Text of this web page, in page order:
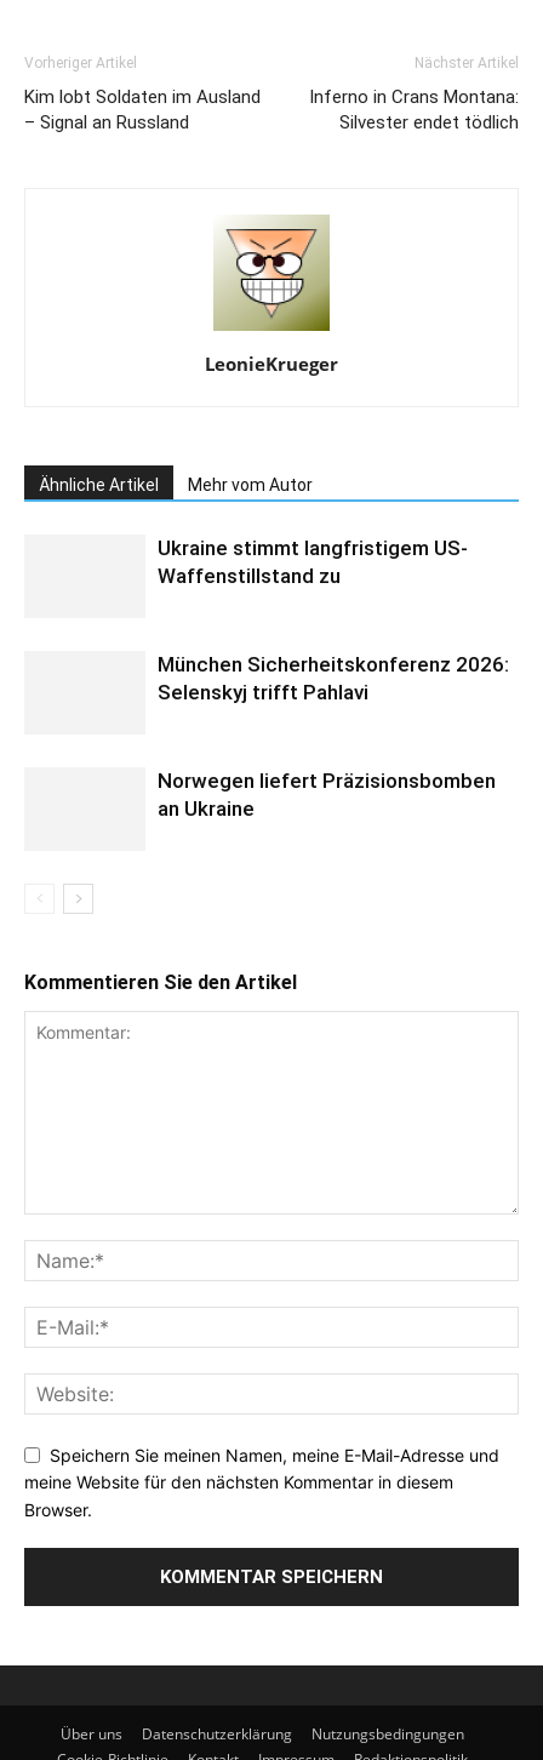
Vorheriger Artikel
Kim lobt Soldaten im Ausland
– Signal an Russland
Nächster Artikel
Inferno in Crans Montana:
Silvester endet tödlich
LeonieKrueger
Ähnliche Artikel Mehr vom Autor
Ukraine stimmt langfristigem US-
Waffenstillstand zu
München Sicherheitskonferenz 2026:
Selenskyj trifft Pahlavi
Norwegen liefert Präzisionsbomben
an Ukraine
Kommentieren Sie den Artikel
Speichern Sie meinen Namen, meine E-Mail-Adresse und
meine Website für den nächsten Kommentar in diesem
Browser.
Über uns Datenschutzerklärung
Nutzungsbedingungen